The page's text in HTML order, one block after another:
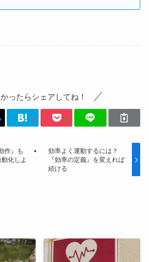
ったらシェアしてね！
作』も
化しよ
効率よく運動するには？
『効率の定義』を変えれば
続ける